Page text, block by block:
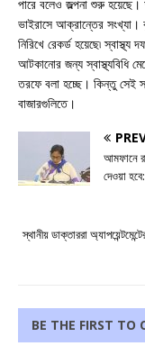
পারে বলেও জল্পনা শুরু
ভাইরাসে আক্রান্তের সংখ্যা।
নিরিখে রেকর্ড হয়েছে৷
আটকানোর জন্য স্বাস্থ্যবিধি
তরফে বলা হচ্ছে। কিন্তু সেই
বাজারগুলিতে।
আমফানে
দেওয়া
স্থানীয় ডাক্তাররা
BE THE FIRST TO